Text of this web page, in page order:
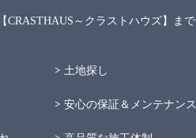
CRASTHAUS～クラストハウズ】まで
土地探し
安心の保証＆メンテナンス